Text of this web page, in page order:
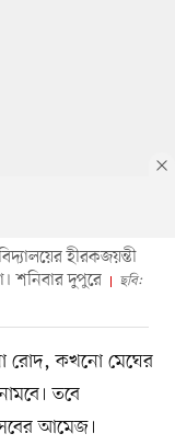
হীরকজয়ন্তী
শনিবার দুপুরে
ছবি:
রোদ, কখনো মেঘের
তবে
আমেজ।